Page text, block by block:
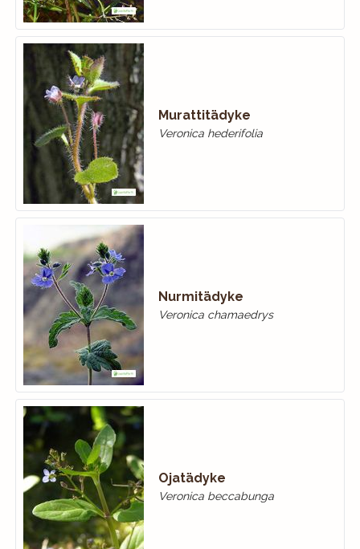
Murattitädyke
Veronica hederifolia
Nurmitädyke
Veronica chamaedrys
Ojatädyke
Veronica beccabunga